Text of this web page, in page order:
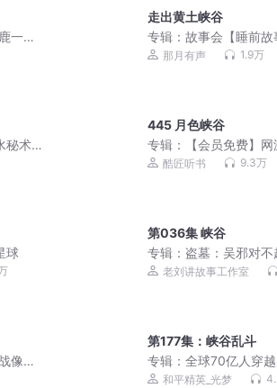
一少
走出黄土峡谷
专辑：故事会【睡前故
那月有声 1.9万
秘术
445 月色峡谷
专辑：
【会员免费】
级天赋 | 精品大多播
酷匠听书 9.3万
球
第036集 峡谷
专辑： 盗墓：吴邪对不
丨盗墓笔记＆鬼吹灯丨
老刘讲故事工作室
像素
第177集：峡谷乱斗
专辑：全球70亿人穿
开局获得军火库
和平精英_光梦